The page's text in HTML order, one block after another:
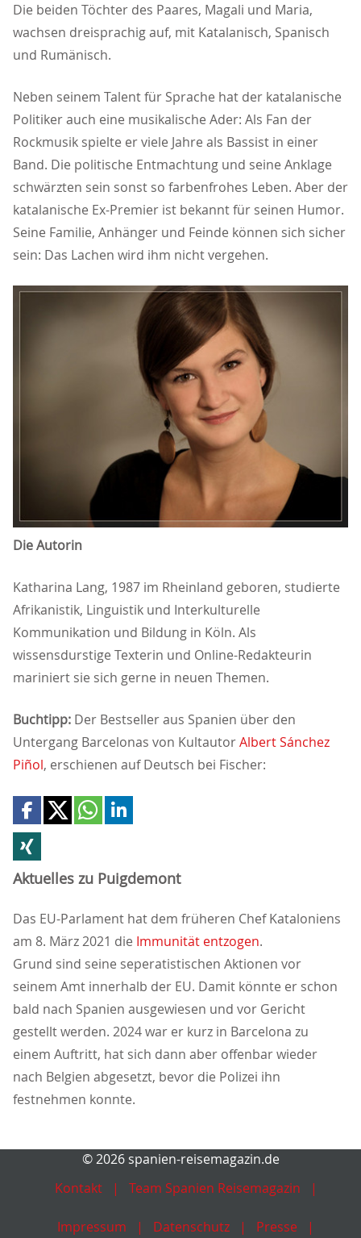
Die beiden Töchter des Paares, Magali und Maria,
wachsen dreisprachig auf, mit Katalanisch, Spanisch
und Rumänisch.
Neben seinem Talent für Sprache hat der katalanische
Politiker auch eine musikalische Ader: Als Fan der
Rockmusik spielte er viele Jahre als Bassist in einer
Band. Die politische Entmachtung und seine Anklage
schwärzten sein sonst so farbenfrohes Leben. Aber der
katalanische Ex-Premier ist bekannt für seinen Humor.
Seine Familie, Anhänger und Feinde können sich sicher
sein: Das Lachen wird ihm nicht vergehen.
Die Autorin
Katharina Lang, 1987 im Rheinland geboren, studierte
Afrikanistik, Linguistik und Interkulturelle
Kommunikation und Bildung in Köln. Als
wissensdurstige Texterin und Online-Redakteurin
mariniert sie sich gerne in neuen Themen.
Buchtipp: Der Bestseller aus Spanien über den
Untergang Barcelonas von KultautorAlbert Sánchez
Piñol, erschienen auf Deutsch bei Fischer:
Aktuelles zu Puigdemont
Das EU-Parlament hat dem früheren Chef Kataloniens
am 8. März 2021 die Immunität entzogen.
Grund sind seine seperatistischen Aktionen vor
seinem Amt innerhalb der EU. Damit könnte er schon
bald nach Spanien ausgewiesen und vor Gericht
gestellt werden. 2024 war er kurz in Barcelona zu
einem Auftritt, hat sich dann aber offenbar wieder
nach Belgien abgesetzt, bevor die Polizei ihn
festnehmen konnte.
© 2026 spanien-reisemagazin.de
Kontakt
Team Spanien Reisemagazin
Impressum Datenschutz Presse